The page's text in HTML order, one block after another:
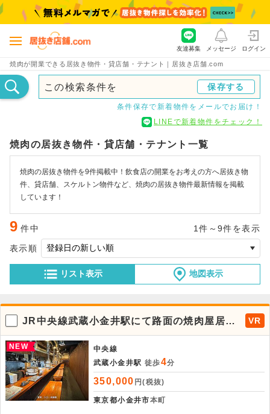
焼肉が開業できる居抜き物件・貸店舗・テナント｜居抜き店舗.com
友達募集 メッセージ ログイン
この検索条件を 保存する
条件保存で新着物件をメールでお届け！
LINEで新着物件をチェック！
焼肉の居抜き物件・貸店舗・テナント一覧
焼肉の居抜き物件を9件掲載中！飲食店の開業をお考えの方へ居抜き物
件、貸店舗、スケルトン物件など、焼肉の居抜き物件最新情報を掲載
しています！
9 件中 1件～9件を表示
リスト表示 地図表示
表示順
JR中央線武蔵小金井駅にて路面の焼肉屋居抜
きがでました！
VR
NEW
中央線
武蔵小金井駅 徒歩4分
350,000 円(税抜)
東京都小金井市本町